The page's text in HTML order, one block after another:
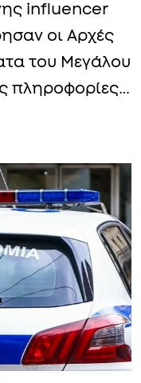
influencer
οι Αρχές
του Μεγάλου
πληροφορίες…